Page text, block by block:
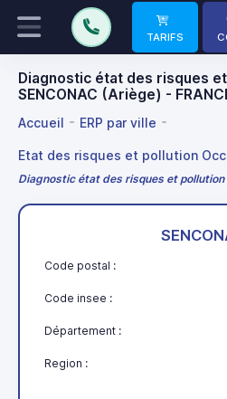
TARIFS
Diagnostic état des risques
SENCONAC (Ariège) -
Accueil ERP par ville
Etat des risques et pollution
Diagnostic état des risques et pollution
Code postal :
Code insee :
Département :
Region :